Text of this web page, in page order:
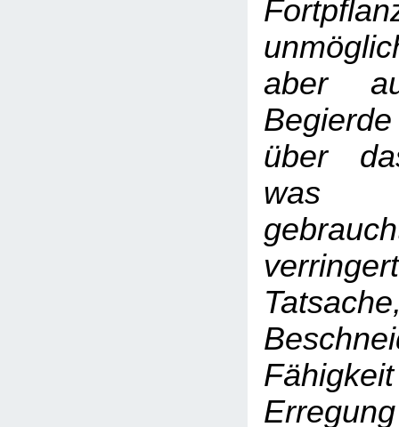
aber
über
was